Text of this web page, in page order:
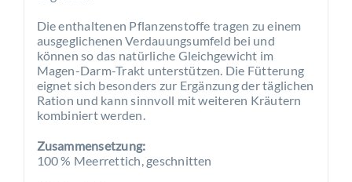
Die enthaltenen Pflanzenstoffe tragen zu einem
ausgeglichenen Verdauungsumfeld bei und
können so das natürliche Gleichgewicht im
Magen-Darm-Trakt unterstützen. Die Fütterung
eignet sich besonders zur Ergänzung der täglichen
Ration und kann sinnvoll mit weiteren Kräutern
kombiniert werden.
Zusammensetzung:
100 % Meerrettich, geschnitten